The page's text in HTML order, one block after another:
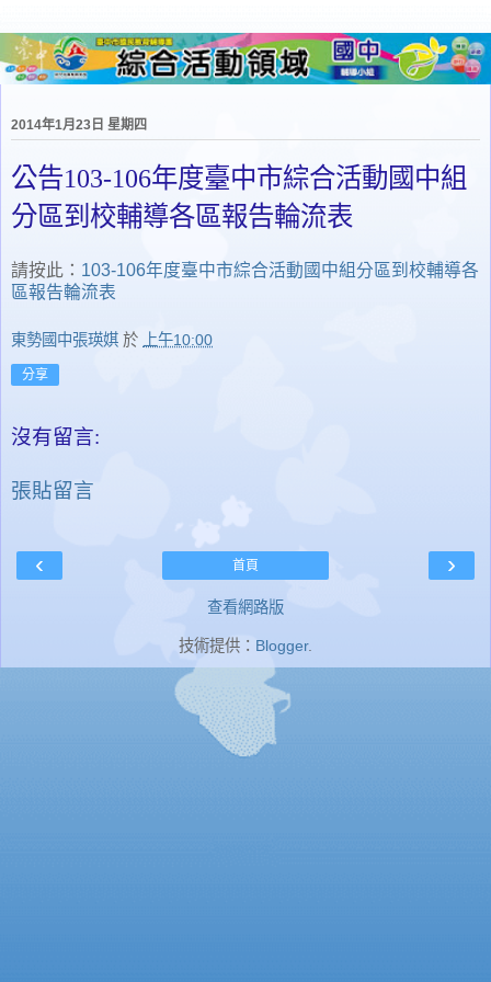
2014年1月23日 星期四
公告103-106年度臺中市綜合活動國中組
分區到校輔導各區報告輪流表
請按此： 103-106年度臺中市綜合活動國中組分區到校輔導各
區報告輪流表
東勢國中張瑛娸 於 上午10:00
分享
沒有留言:
張貼留言
‹ ›
首頁
查看網路版
技術提供： Blogger.